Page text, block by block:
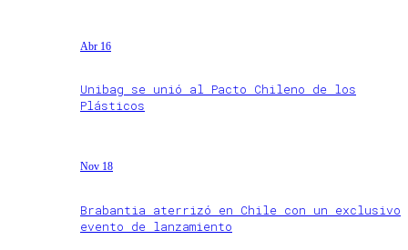
Abr 16
Unibag se unió al Pacto Chileno de los
Plásticos
Nov 18
Brabantia aterrizó en Chile con un exclusivo
evento de lanzamiento